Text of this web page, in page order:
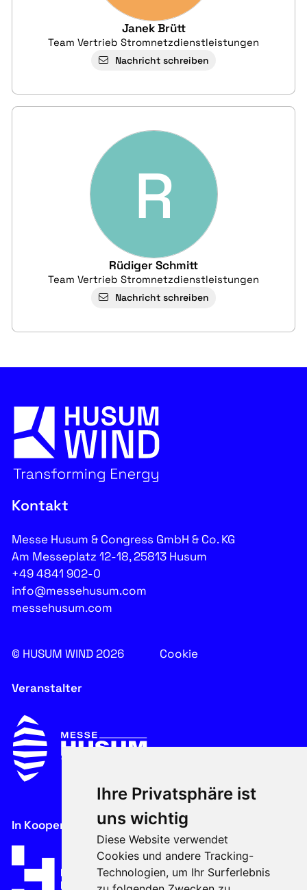
Ihre Privatsphäre ist
uns wichtig
Diese Website verwendet
Cookies und andere Tracking-
Technologien, um Ihr Surferlebnis
Janek Brütt
Team Vertrieb Stromnetzdienstleistungen
Nachricht schreiben
R
Rüdiger Schmitt
Team Vertrieb Stromnetzdienstleistungen
Nachricht schreiben
Kontakt
Messe Husum & Congress GmbH & Co. KG
Am Messeplatz 12-18, 25813 Husum
+49 4841 902-0
info@messehusum.com
messehusum.com
© HUSUM WIND 2026 Cookie
Veranstalter
In Kooperation mit